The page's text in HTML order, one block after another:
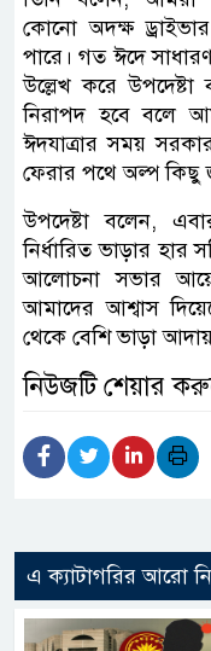
কোনো অদক্ষ
পারে। গত ঈদে সাধারণ
উল্লেখ করে উপদেষ্টা
নিরাপদ হবে বলে
ঈদযাত্রার সময়
ফেরার পথে অল্প কিছু
উপদেষ্টা বলেন,
নির্ধারিত ভাড়ার
আলোচনা সভার
আমাদের আশ্বাস
থেকে বেশি ভাড়া
নিউজটি শেয়ার
এ ক্যাটাগরির আরো